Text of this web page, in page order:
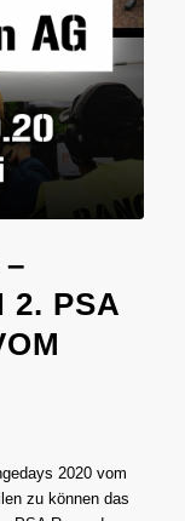
2. PSA
2020 vom
zu können das